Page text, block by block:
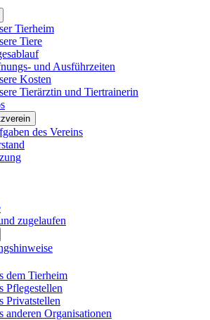
Tierheim
Tiere
und Ausführzeiten
Kosten
Tierärztin und Tiertrainerin
des Vereins
zugelaufen
dem Tierheim
Pflegestellen
Privatstellen
anderen Organisationen